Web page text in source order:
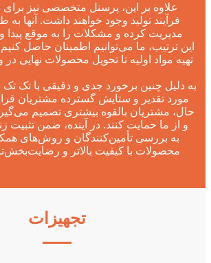
علاوه بر این، پرسنل متخصصی نیز
فرآیند تولید وجود خواهند داشت. آنها به
مدیریت کرده و مشکلات را به موقع پیدا
این ترتیب، ما می‌توانیم اطمینان حاصل
تهیه مواد اولیه تا تحویل محصولات نهایی
به دلیل چنین برخورد جدی و دقیقی با تک
مورد تقدیر و ستایش گسترده مشتریان
حال، مشتریان بالقوه بیشتری تصمیم
و از ما حمایت کنند. در آینده، ضمن تثبیت
به بررسی تأمین‌کنندگان و روش‌های
محصولات با کیفیت بالاتر و
تجهیزات